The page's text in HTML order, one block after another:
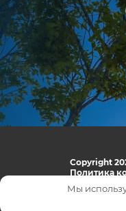
Copyright
Политика
Мы